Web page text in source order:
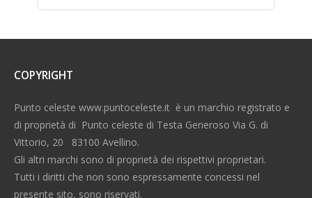
COPYRIGHT
Punto celeste www.puntoceleste.it è un marchio registrato e
di proprietà di Punto celeste di Testa Generoso Via G. di
Vittorio, 20 83100 Avellino.
Gli altri marchi sono di proprietà dei rispettivi proprietari.
Tutti i diritti che non sono espressamente concessi nel
presente sito, sono riservati.